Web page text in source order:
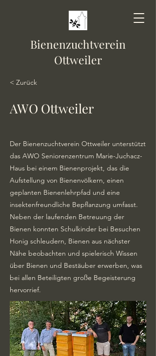
Bienenzuchtverein
Ottweiler
< Zurück
AWO Ottweiler
Der Bienenzuchtverein Ottweiler unterstützt
das AWO Seniorenzentrum Marie-Juchacz-
Haus bei einem Bienenprojekt, das die
Aufstellung von Bienenvölkern, einen
geplanten Bienenlehrpfad und eine
insektenfreundliche Bepflanzung umfasst.
Neben der laufenden Betreuung der
Bienen konnten Schulkinder bei Besuchen
Honig schleudern, Bienen aus nächster
Nähe beobachten und spielerisch Wissen
über Bienen und Bestäuber erwerben, was
bei allen Beteiligten große Begeisterung
hervorrief.